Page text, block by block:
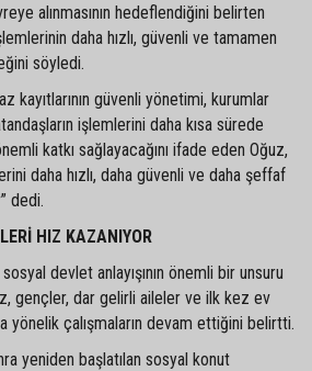
alınmasının hedeflendiğini belirten
daha hızlı, güvenli ve tamamen
söyledi.
kayıtlarının güvenli yönetimi, kurumlar
işlemlerini daha kısa sürede
katkı sağlayacağını ifade eden Oğuz,
daha hızlı, daha güvenli ve daha şeffaf
dedi.
HIZ KAZANIYOR
devlet anlayışının önemli bir unsuru
gençler, dar gelirli aileler ve ilk kez ev
yönelik çalışmaların devam ettiğini belirtti.
yeniden başlatılan sosyal konut